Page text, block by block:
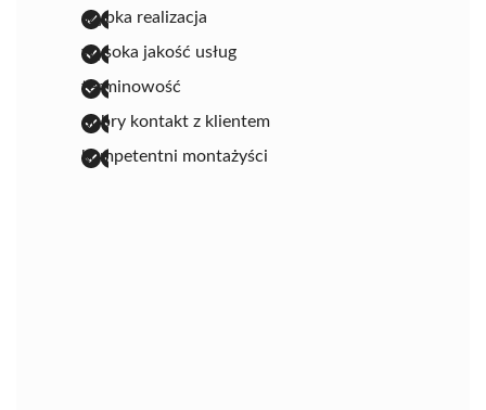
szybka realizacja
wysoka jakość usług
terminowość
dobry kontakt z klientem
kompetentni montażyści